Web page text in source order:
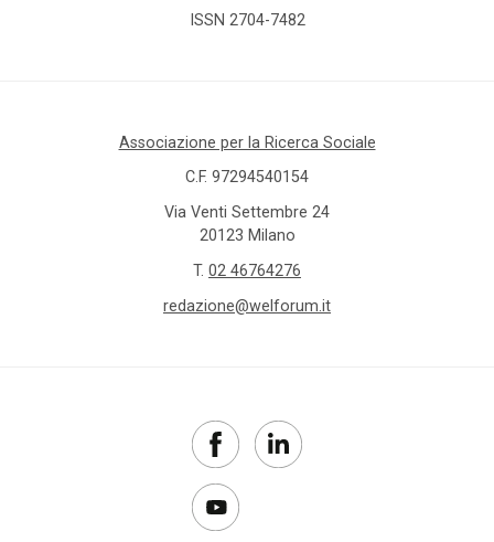
ISSN 2704-7482
Associazione per la Ricerca Sociale
C.F. 97294540154
Via Venti Settembre 24
20123 Milano
T. 02 46764276
redazione@welforum.it